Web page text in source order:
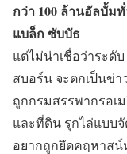
กว่า 100 ล้านอัลบั้ม
แบล็ก ซับบัธ
แต่ไม่น่าเชื่อว่าระดับ
สบอร์น จะตกเป็นข่
ถูกกรมสรรพากรอเ
และที่ดิน รุกไล่แบบ
อยากถูกยึดคฤหาสน์